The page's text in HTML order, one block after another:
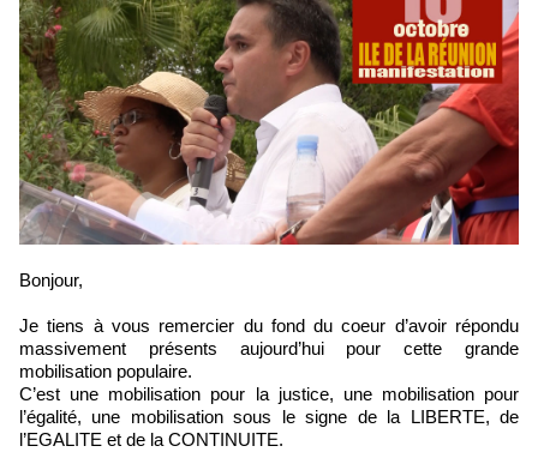
Bonjour,
Je tiens à vous remercier du fond du coeur d’avoir répondu
massivement présents aujourd’hui pour cette grande
mobilisation populaire.
C’est une mobilisation pour la justice, une mobilisation pour
l’égalité, une mobilisation sous le signe de la LIBERTE, de
l’EGALITE et de la CONTINUITE.